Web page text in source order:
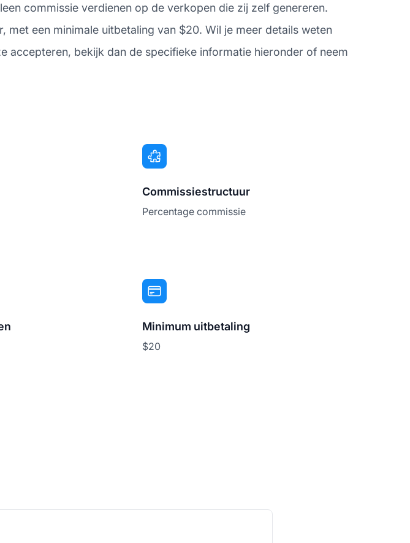
commissie verdienen op de verkopen die zij zelf genereren.
een minimale uitbetaling van $20. Wil je meer details weten
accepteren, bekijk dan de specifieke informatie hieronder of neem
Commissiestructuur
Percentage commissie
Minimum uitbetaling
$20